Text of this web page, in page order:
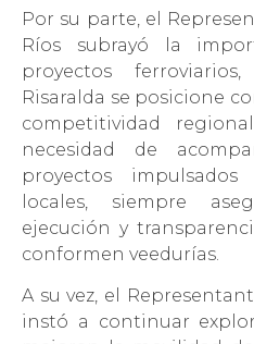
Por su parte, el
Ríos subrayó la
proyectos
Risaralda se posicione
competitividad
necesidad de
proyectos
locales, siempre
ejecución y
conformen veedurías.
A su vez, el
instó a continuar